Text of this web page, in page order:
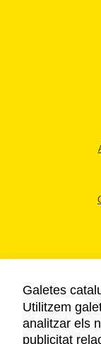
Galetes
Utilitzem
analitzar els
publicitat